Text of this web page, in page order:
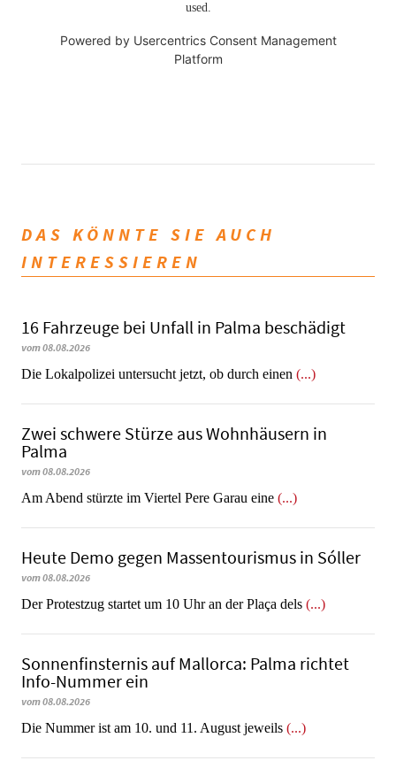
used.
Powered by Usercentrics Consent Management
Platform
DAS KÖNNTE SIE AUCH
INTERESSIEREN
16 Fahrzeuge bei Unfall in Palma beschädigt
vom 08.08.2026
Die Lokalpolizei untersucht jetzt, ob durch einen (...)
Zwei schwere Stürze aus Wohnhäusern in
Palma
vom 08.08.2026
Am Abend stürzte im Viertel Pere Garau eine (...)
Heute Demo gegen Massentourismus in Sóller
vom 08.08.2026
Der Protestzug startet um 10 Uhr an der Plaça dels (...)
Sonnenfinsternis auf Mallorca: Palma richtet
Info-Nummer ein
vom 08.08.2026
Die Nummer ist am 10. und 11. August jeweils (...)